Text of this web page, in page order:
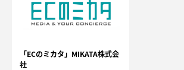
「ECのミカタ」MIKATA株式会
社